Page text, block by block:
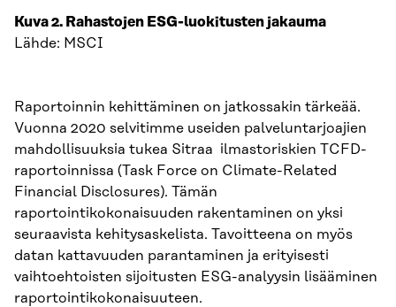
Kuva 2. Rahastojen ESG-luokitusten jakauma
Lähde: MSCI
Raportoinnin kehittäminen on jatkossakin tärkeää.
Vuonna 2020 selvitimme useiden palveluntarjoajien
mahdollisuuksia tukea Sitraa ilmastoriskien TCFD-
raportoinnissa (Task Force on Climate-Related
Financial Disclosures). Tämän
raportointikokonaisuuden rakentaminen on yksi
seuraavista kehitysaskelista. Tavoitteena on myös
datan kattavuuden parantaminen ja erityisesti
vaihtoehtoisten sijoitusten ESG-analyysin lisääminen
raportointikokonaisuuteen.